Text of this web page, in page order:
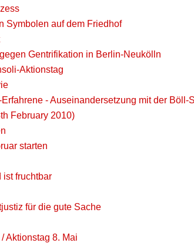
Symbolen auf dem Friedhof
Gentrifikation in Berlin-Neukölln
Aktionstag
- Auseinandersetzung mit der Böll-
February 2010)
starten
ist fruchtbar
für die gute Sache
Aktionstag 8. Mai